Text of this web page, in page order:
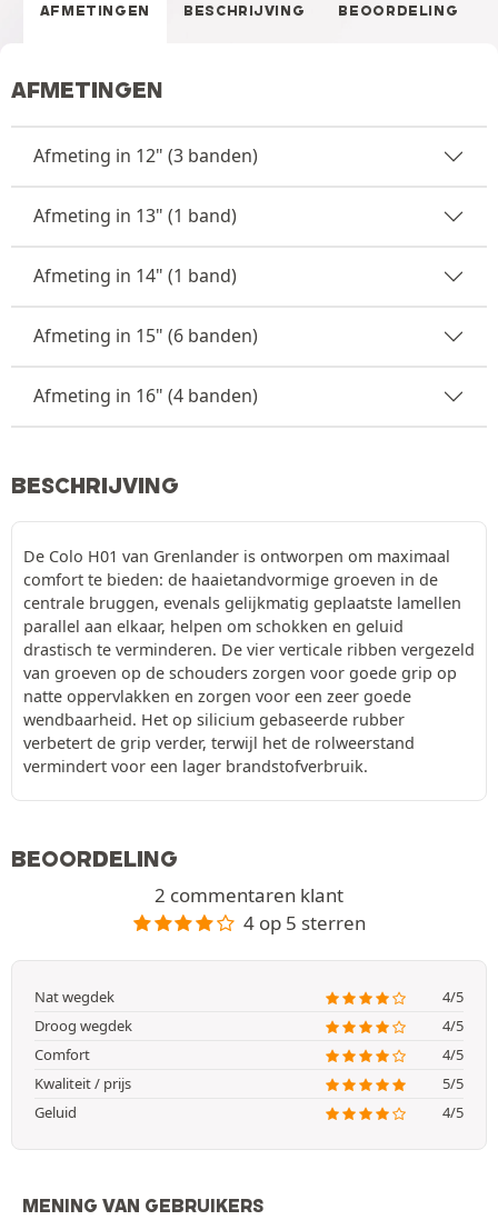
AFMETINGEN BESCHRIJVING BEOORDELING
AFMETINGEN
Afmeting in 12" (3 banden)
Afmeting in 13" (1 band)
Afmeting in 14" (1 band)
Afmeting in 15" (6 banden)
Afmeting in 16" (4 banden)
BESCHRIJVING
De Colo H01 van Grenlander is ontworpen om maximaal
comfort te bieden: de haaietandvormige groeven in de
centrale bruggen, evenals gelijkmatig geplaatste lamellen
parallel aan elkaar, helpen om schokken en geluid
drastisch te verminderen. De vier verticale ribben vergezeld
van groeven op de schouders zorgen voor goede grip op
natte oppervlakken en zorgen voor een zeer goede
wendbaarheid. Het op silicium gebaseerde rubber
verbetert de grip verder, terwijl het de rolweerstand
vermindert voor een lager brandstofverbruik.
BEOORDELING
2 commentaren klant
4 op 5 sterren
Nat wegdek
4/5
Droog wegdek
4/5
Comfort
4/5
Kwaliteit / prijs
5/5
Geluid
4/5
MENING VAN GEBRUIKERS